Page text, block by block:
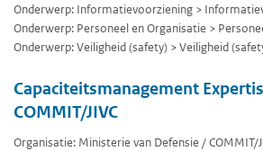
Onderwerp: Informatievoorziening >
Onderwerp: Personeel en Organisatie >
Onderwerp: Veiligheid (safety) > Veiligheid
Capaciteitsmanagement
COMMIT/JIVC
Organisatie: Ministerie van Defensie /